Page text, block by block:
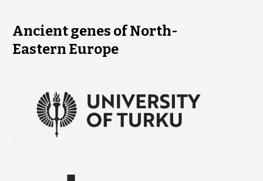
Ancient genes of North-
Eastern Europe